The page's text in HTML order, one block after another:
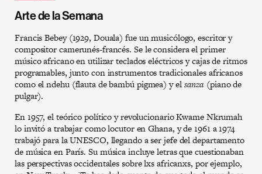
Arte de la Semana
Francis Bebey (1929, Douala) fue un musicólogo, escritor y
compositor camerunés-francés. Se le considera el primer
músico africano en utilizar teclados eléctricos y cajas de ritmos
programables, junto con instrumentos tradicionales africanos
como el ndehu (flauta de bambú pigmea) y elsanza (piano de
pulgar).
En 1957, el teórico político y revolucionario Kwame Nkrumah
lo invitó a trabajar como locutor en Ghana, y de 1961 a 1974
trabajó para la UNESCO, llegando a ser jefe del departamento
de música en París. Su música incluye letras que cuestionaban
las perspectivas occidentales sobre lxs africanxs, por ejemplo,